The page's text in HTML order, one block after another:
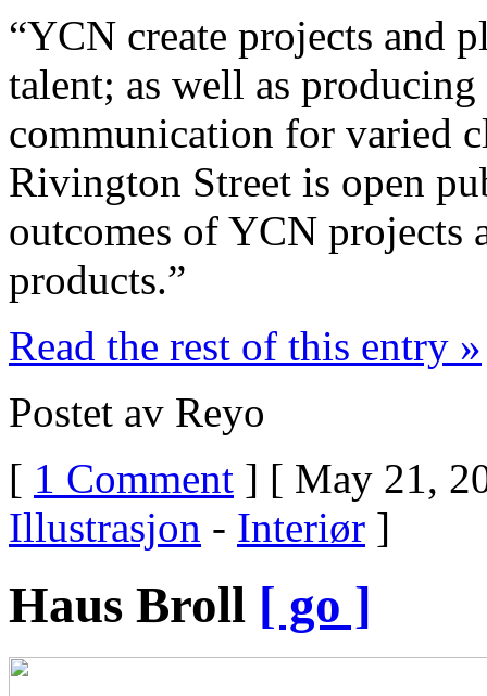
“YCN create projects and
talent; as well as
communication for varied
Rivington Street is open
outcomes of YCN projects
products.”
Read the rest of this entry »
Postet av Reyo
[ 1 Comment ] [ May 21,
Illustrasjon - Interiør ]
Haus Broll [ go ]